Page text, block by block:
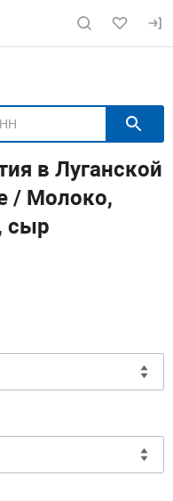
milknet.ru
в Луганской
/ Молоко,
сыр